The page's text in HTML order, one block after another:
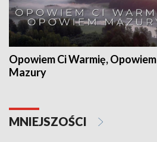
Opowiem Ci Warmię, Opowiem
Mazury
MNIEJSZOŚCI